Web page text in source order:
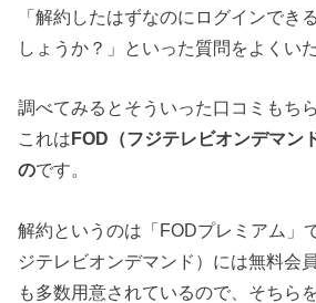
「解約したはずなのにログインでき
しょうか？」といった質問をよくい
調べてみるとそういった口コミもち
これは FOD（フジテレビオンデマン
のです。
解約というのは「FODプレミアム」
ジテレビオンデマンド）には無料会
も多数用意されているので、そちら